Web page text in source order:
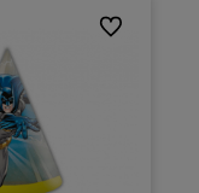
Do ulubionych